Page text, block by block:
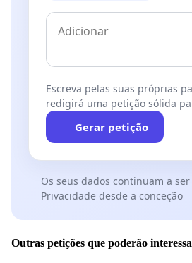
Escreva pelas suas próprias
redigirá uma petição sólida
Gerar petição
Os seus dados continuam a ser
Privacidade desde a conceção
Outras petições que poderão